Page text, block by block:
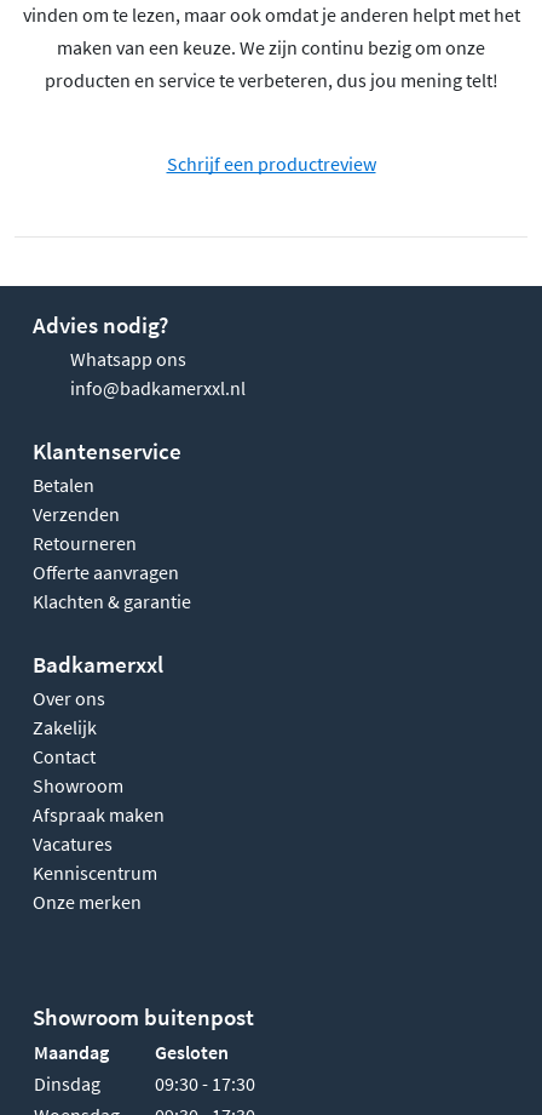
vinden om te lezen, maar ook omdat je anderen helpt met het
maken van een keuze. We zijn continu bezig om onze
producten en service te verbeteren, dus jou mening telt!
Schrijf een productreview
Advies nodig?
Whatsapp ons
info@badkamerxxl.nl
Klantenservice
Betalen
Verzenden
Retourneren
Offerte aanvragen
Klachten & garantie
Badkamerxxl
Over ons
Zakelijk
Contact
Showroom
Afspraak maken
Vacatures
Kenniscentrum
Onze merken
Showroom buitenpost
Maandag
Gesloten
Dinsdag
09:30 - 17:30